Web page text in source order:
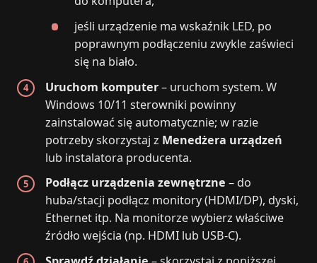
jeśli urządzenie ma wskaźnik LED, po
poprawnym podłączeniu zwykle zaświeci
się na biało.
Uruchom komputer– uruchom system. W
Windows 10/11 sterowniki powinny
zainstalować się automatycznie; w razie
potrzeby skorzystaj z Menedżera urządzeń
lub instalatora producenta.
Podłącz urządzenia zewnętrzne – do
huba/stacji podłącz monitory (HDMI/DP), dyski,
Ethernet itp. Na monitorze wybierz właściwe
źródło wejścia (np. HDMI lub USB‑C).